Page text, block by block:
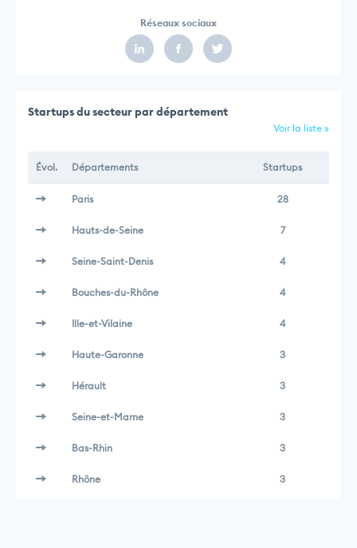
Réseaux sociaux
Startups du secteur par département
Voir la liste »
Évol. Départements Startups
Paris 28
Hauts-de-Seine 7
Seine-Saint-Denis 4
Bouches-du-Rhône 4
Ille-et-Vilaine 4
Haute-Garonne 3
Hérault 3
Seine-et-Marne 3
Bas-Rhin 3
Rhône 3